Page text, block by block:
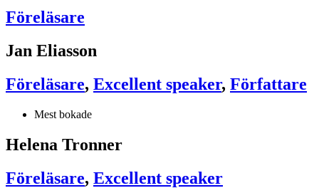
Föreläsare
Jan Eliasson
Föreläsare, Excellent speaker, Författare
Mest bokade
Helena Tronner
Föreläsare, Excellent speaker